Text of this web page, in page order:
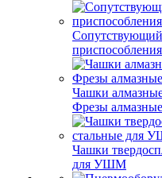
приспособления
Чашки
Фрезы
Чашки
для УШМ